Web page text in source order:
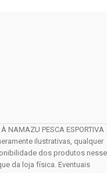
NAMAZU PESCA ESPORTIVA
ilustrativas, qualquer
dos produtos nesse
da loja física. Eventuais